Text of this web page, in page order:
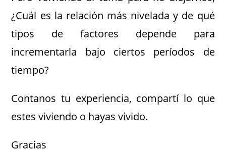
¿Cuál es la relación más nivelada y de qué
tipos de factores depende para
incrementarla bajo ciertos períodos de
tiempo?
Contanos tu experiencia, compartí lo que
estes viviendo o hayas vivido.
Gracias